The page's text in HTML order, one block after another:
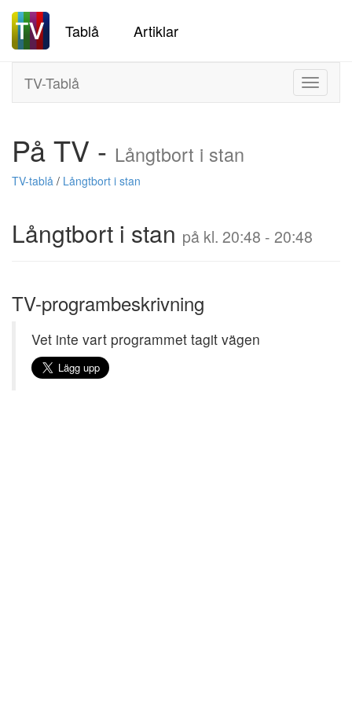
Tablå Artiklar
Toggle
TV-Tablå
På TV - Långtbort i stan
TV-tablå / Långtbort i stan
Långtbort i stan på kl. 20:48 - 20:48
TV-programbeskrivning
Vet inte vart programmet tagit vägen